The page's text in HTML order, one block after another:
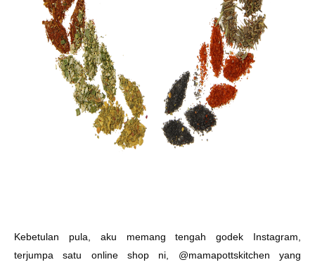
Kebetulan pula, aku memang tengah godek Instagram,
terjumpa satu online shop ni, @mamapottskitchen yang